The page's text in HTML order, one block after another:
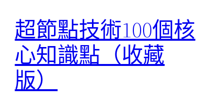
超節點技術100個核
心知識點（收藏
版）